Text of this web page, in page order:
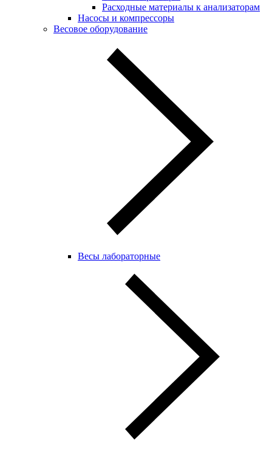
Расходные материалы к анализаторам
Насосы и компрессоры
Весовое оборудование
Весы лабораторные